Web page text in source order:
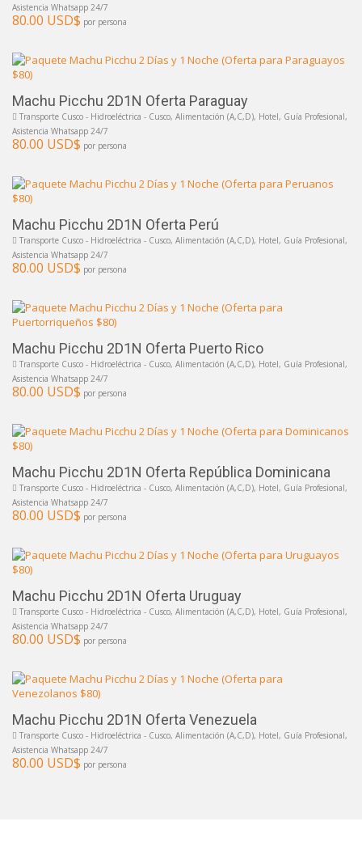
Asistencia Whatsapp 24/7
80.00 USD$ por persona
Machu Picchu 2D1N Oferta Paraguay
Transporte Cusco - Hidroeléctrica - Cusco, Alimentación (A,C,D), Hotel, Guía Profesional,
Asistencia Whatsapp 24/7
80.00 USD$ por persona
Machu Picchu 2D1N Oferta Perú
Transporte Cusco - Hidroeléctrica - Cusco, Alimentación (A,C,D), Hotel, Guía Profesional,
Asistencia Whatsapp 24/7
80.00 USD$ por persona
Machu Picchu 2D1N Oferta Puerto Rico
Transporte Cusco - Hidroeléctrica - Cusco, Alimentación (A,C,D), Hotel, Guía Profesional,
Asistencia Whatsapp 24/7
80.00 USD$ por persona
Machu Picchu 2D1N Oferta República Dominicana
Transporte Cusco - Hidroeléctrica - Cusco, Alimentación (A,C,D), Hotel, Guía Profesional,
Asistencia Whatsapp 24/7
80.00 USD$ por persona
Machu Picchu 2D1N Oferta Uruguay
Transporte Cusco - Hidroeléctrica - Cusco, Alimentación (A,C,D), Hotel, Guía Profesional,
Asistencia Whatsapp 24/7
80.00 USD$ por persona
Machu Picchu 2D1N Oferta Venezuela
Transporte Cusco - Hidroeléctrica - Cusco, Alimentación (A,C,D), Hotel, Guía Profesional,
Asistencia Whatsapp 24/7
80.00 USD$ por persona